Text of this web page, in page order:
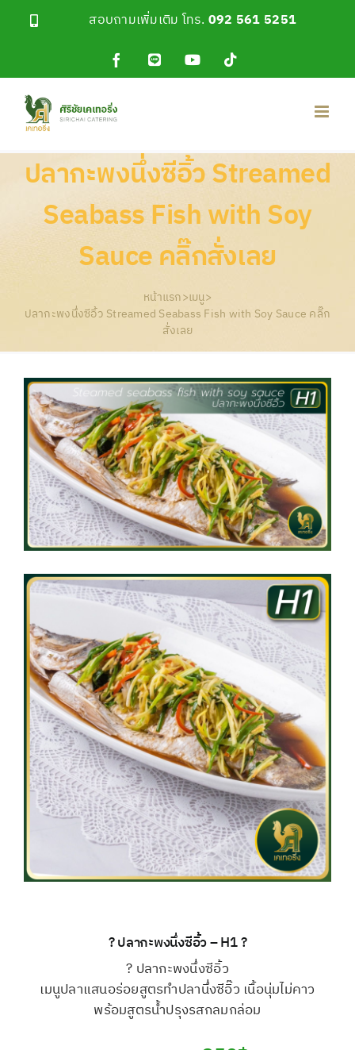
สอบถามเพิ่มเติม โทร. 092 561 5251
FacebookLine
YouTubeTiktok
ปลากะพงนึ่งซีอิ้ว Streamed
Seabass Fish with Soy
Sauce คลิ๊กสั่งเลย
หน้าแรก>เมนู>
ปลากะพงนึ่งซีอิ้ว Streamed Seabass Fish with Soy Sauce คลิ๊ก
สั่งเลย
? ปลากะพงนึ่งซีอิ้ว – H1 ?
? ปลากะพงนึ่งซีอิ้ว
เมนูปลาแสนอร่อยสูตรทำปลานึ่งซีอิ๊ว เนื้อนุ่มไม่คาว
พร้อมสูตรน้ำปรุงรสกลมกล่อม